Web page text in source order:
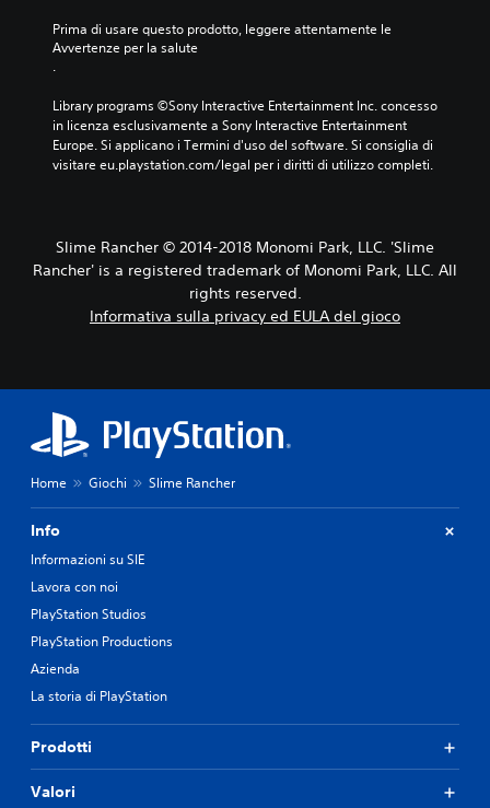
Prima di usare questo prodotto, leggere attentamente le
Avvertenze per la salute
.
Library programs ©Sony Interactive Entertainment Inc. concesso
in licenza esclusivamente a Sony Interactive Entertainment
Europe. Si applicano i Termini d'uso del software. Si consiglia di
visitare eu.playstation.com/legal per i diritti di utilizzo completi.
Slime Rancher © 2014-2018 Monomi Park, LLC. 'Slime
Rancher' is a registered trademark of Monomi Park, LLC. All
rights reserved.
Informativa sulla privacy ed EULA del gioco
Home Giochi Slime Rancher
Info
Informazioni su SIE
Lavora con noi
PlayStation Studios
PlayStation Productions
Azienda
La storia di PlayStation
Prodotti
Valori